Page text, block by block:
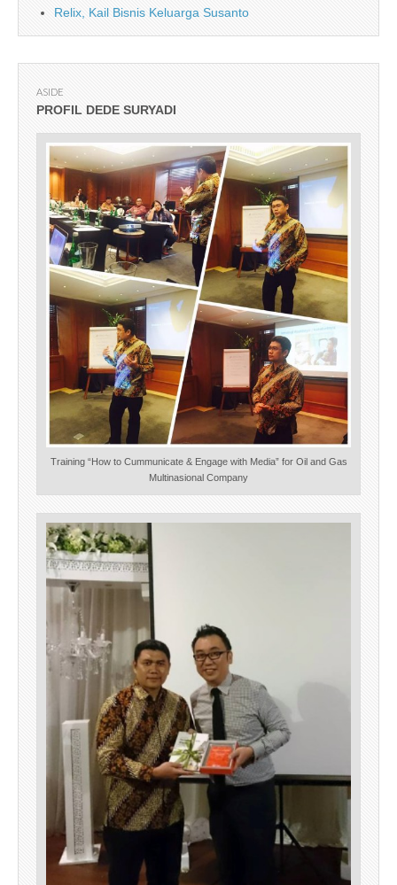
Relix, Kail Bisnis Keluarga Susanto
ASIDE
PROFIL DEDE SURYADI
Training “How to Cummunicate & Engage with Media” for Oil and Gas
Multinasional Company